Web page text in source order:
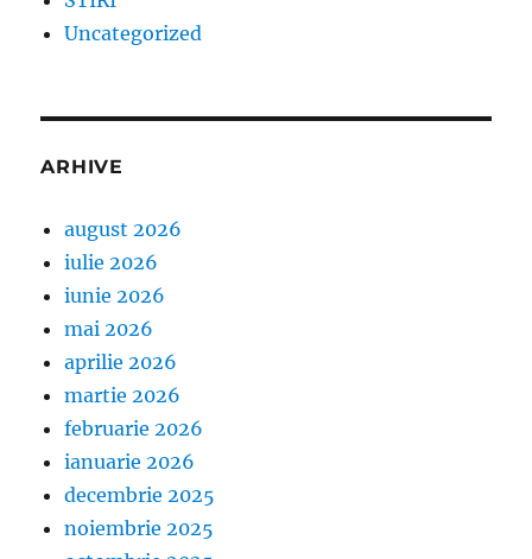
Uncategorized
ARHIVE
august 2026
iulie 2026
iunie 2026
mai 2026
aprilie 2026
martie 2026
februarie 2026
ianuarie 2026
decembrie 2025
noiembrie 2025